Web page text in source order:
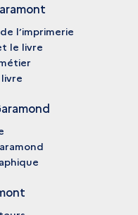
l’imprimerie
le livre